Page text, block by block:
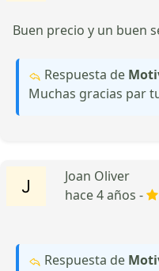
Buen precio y un buen
Respuesta de
Muchas gracias par
Joan Oliver
hace 4 años -
Respuesta de